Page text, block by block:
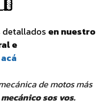
detallados en nuestro
e
de motos más
sos vos.